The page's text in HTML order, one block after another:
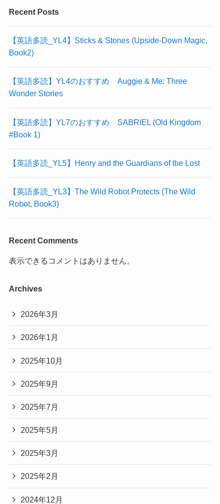
Recent Posts
【英語多読_YL4】Sticks & Stones (Upside-Down Magic,
Book2)
【英語多読】YL4のおすすめ Auggie & Me: Three
Wonder Stories
【英語多読】YL7のおすすめ SABRIEL (Old Kingdom
#Book 1)
【英語多読_YL5】Henry and the Guardians of the Lost
【英語多読_YL3】The Wild Robot Protects (The Wild
Robot, Book3)
Recent Comments
表示できるコメントはありません。
Archives
2026年3月
2026年1月
2025年10月
2025年9月
2025年7月
2025年5月
2025年3月
2025年2月
2024年12月